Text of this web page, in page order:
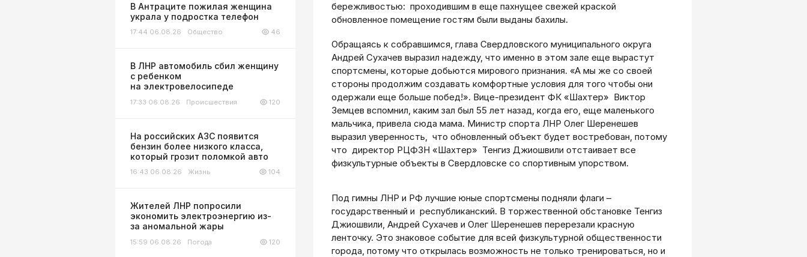
В Антраците пожилая женщина
украла у подростка телефон
17:44 06.08.26 Общество 46
В ЛНР автомобиль сбил женщину
с ребенком
на электровелосипеде
17:33 06.08.26 Происшествия 120
На российских АЗС появится
бензин более низкого класса,
который грозит поломкой авто
16:43 06.08.26 Жизнь 104
Жителей ЛНР попросили
экономить электроэнергию из-
за аномальной жары
15:59 06.08.26 Погода 120
бережливостью: проходившим в еще пахнущее свежей краской
обновленное помещение гостям были выданы бахилы.
Обращаясь к собравшимся, глава Свердловского муниципального округа
Андрей Сухачев выразил надежду, что именно в этом зале еще вырастут
спортсмены, которые добьются мирового признания. «А мы же со своей
стороны продолжим создавать комфортные условия для того чтобы они
одержали еще больше побед!». Вице­-президент ФК «Шахтер» Виктор
Земцев вспомнил, каким зал был 55 лет назад, когда его, еще маленького
мальчика, привела сюда мама. Министр спорта ЛНР Олег Шеренешев
выразил уверенность, что обновленный объект будет востребован, потому
что директор РЦФЗН «Шахтер» Тенгиз Джиошвили отстаивает все
физкультурные объекты в Свердловске со спортивным упорством.
Под гимны ЛНР и РФ лучшие юные спортсмены подняли флаги –
государственный и республиканский. В торжественной обстановке Тенгиз
Джиошвили, Андрей Сухачев и Олег Шеренешев перерезали красную
ленточку. Это знаковое событие для всей физкультурной общественности
города, потому что открылась возможность не только тренироваться, но и